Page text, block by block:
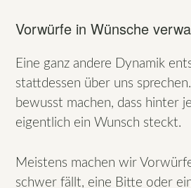
Vorwürfe in Wünsche
Eine ganz andere Dynamik
stattdessen über uns
bewusst machen, dass hinter
eigentlich ein Wunsch steckt.
Meistens machen wir
schwer fällt, eine Bitte oder